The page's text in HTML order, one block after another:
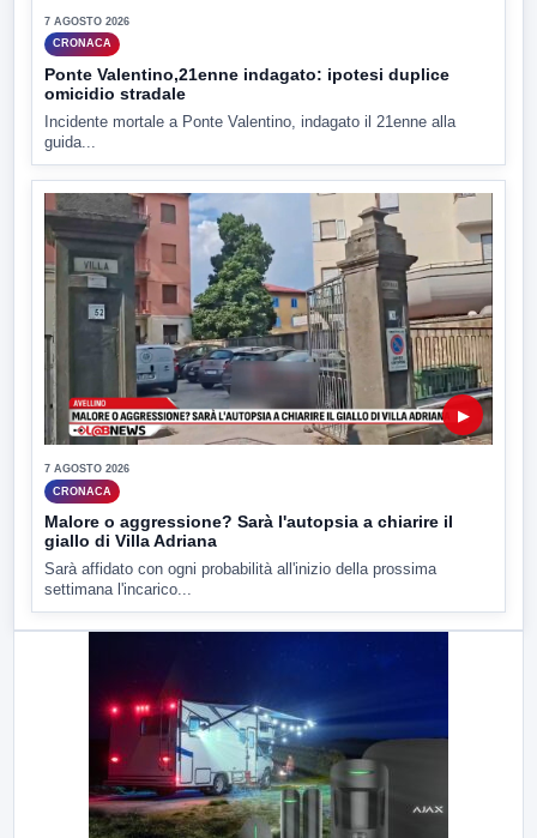
7 AGOSTO 2026
CRONACA
Ponte Valentino,21enne indagato: ipotesi duplice
omicidio stradale
Incidente mortale a Ponte Valentino, indagato il 21enne alla
guida...
▶
7 AGOSTO 2026
CRONACA
Malore o aggressione? Sarà l'autopsia a chiarire il
giallo di Villa Adriana
Sarà affidato con ogni probabilità all'inizio della prossima
settimana l'incarico...